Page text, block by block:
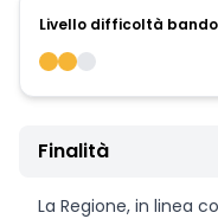
Livello difficoltà bando
Finalità
La Regione, in linea